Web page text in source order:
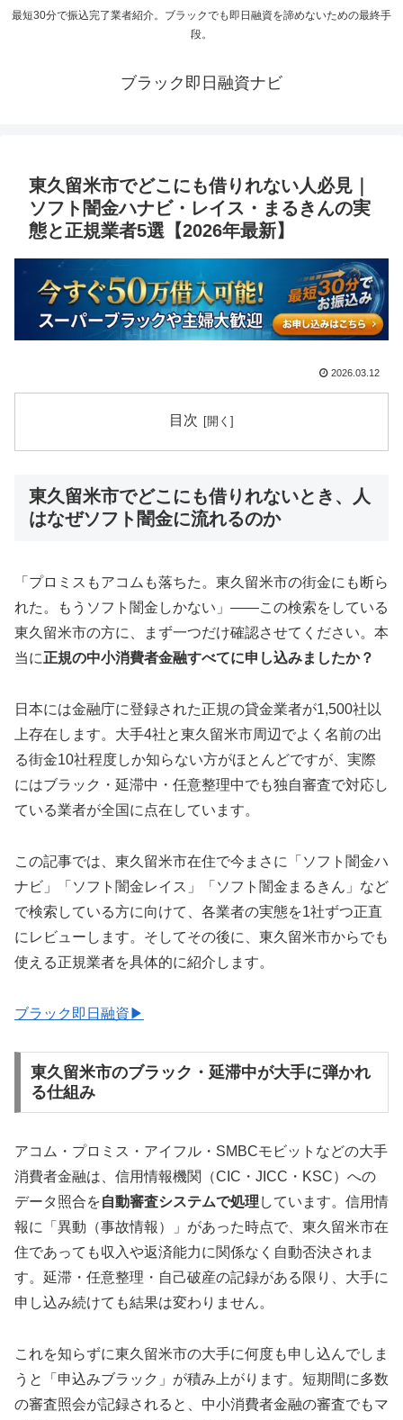
最短30分で振込完了業者紹介。ブラックでも即日融資を諦めないための最終手
段。
ブラック即日融資ナビ
東久留米市でどこにも借りれない人必見｜
ソフト闇金ハナビ・レイス・まるきんの実
態と正規業者5選【2026年最新】
2026.03.12
目次
東久留米市でどこにも借りれないとき、人
はなぜソフト闇金に流れるのか
「プロミスもアコムも落ちた。東久留米市の街金にも断ら
れた。もうソフト闇金しかない」——この検索をしている
東久留米市の方に、まず一つだけ確認させてください。本
当に正規の中小消費者金融すべてに申し込みましたか？
日本には金融庁に登録された正規の貸金業者が1,500社以
上存在します。大手4社と東久留米市周辺でよく名前の出
る街金10社程度しか知らない方がほとんどですが、実際
にはブラック・延滞中・任意整理中でも独自審査で対応し
ている業者が全国に点在しています。
この記事では、東久留米市在住で今まさに「ソフト闇金ハ
ナビ」「ソフト闇金レイス」「ソフト闇金まるきん」など
で検索している方に向けて、各業者の実態を1社ずつ正直
にレビューします。そしてその後に、東久留米市からでも
使える正規業者を具体的に紹介します。
ブラック即日融資▶
東久留米市のブラック・延滞中が大手に弾かれ
る仕組み
アコム・プロミス・アイフル・SMBCモビットなどの大手
消費者金融は、信用情報機関（CIC・JICC・KSC）への
データ照合を自動審査システムで処理 しています。信用情
報に「異動（事故情報）」があった時点で、東久留米市在
住であっても収入や返済能力に関係なく自動否決されま
す。延滞・任意整理・自己破産の記録がある限り、大手に
申し込み続けても結果は変わりません。
これを知らずに東久留米市の大手に何度も申し込んでしま
うと「申込みブラック」が積み上がります。短期間に多数
の審査照会が記録されると、中小消費者金融の審査でもマ